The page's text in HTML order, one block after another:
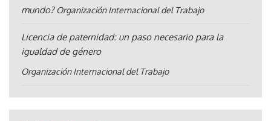
mundo? Organización Internacional del Trabajo
Licencia de paternidad: un paso necesario para la
igualdad de género
Organización Internacional del Trabajo